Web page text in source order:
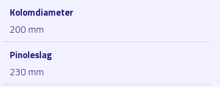
Kolomdiameter
200 mm
Pinoleslag
230 mm